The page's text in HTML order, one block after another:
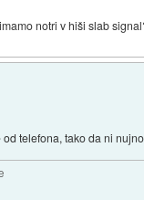
notri v hiši slab
telefona, tako da ni